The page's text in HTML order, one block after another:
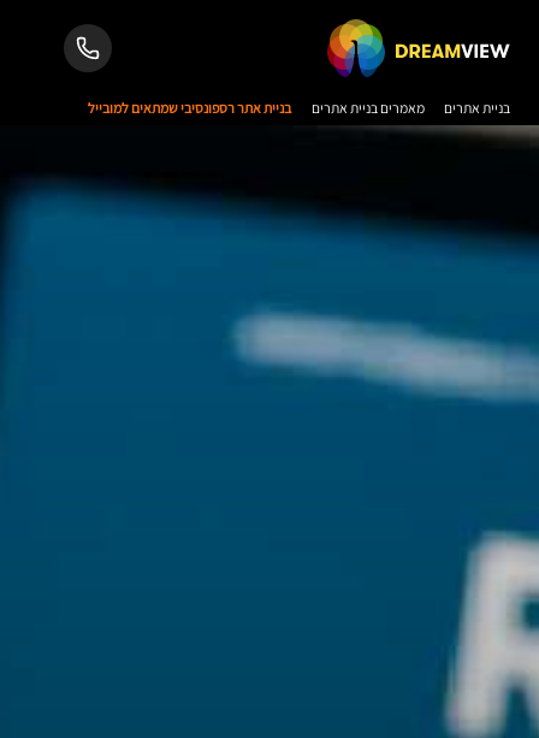
בניית אתרים מאמרים בניית אתרים בניית אתר רספונסיבי שמתאים למובייל